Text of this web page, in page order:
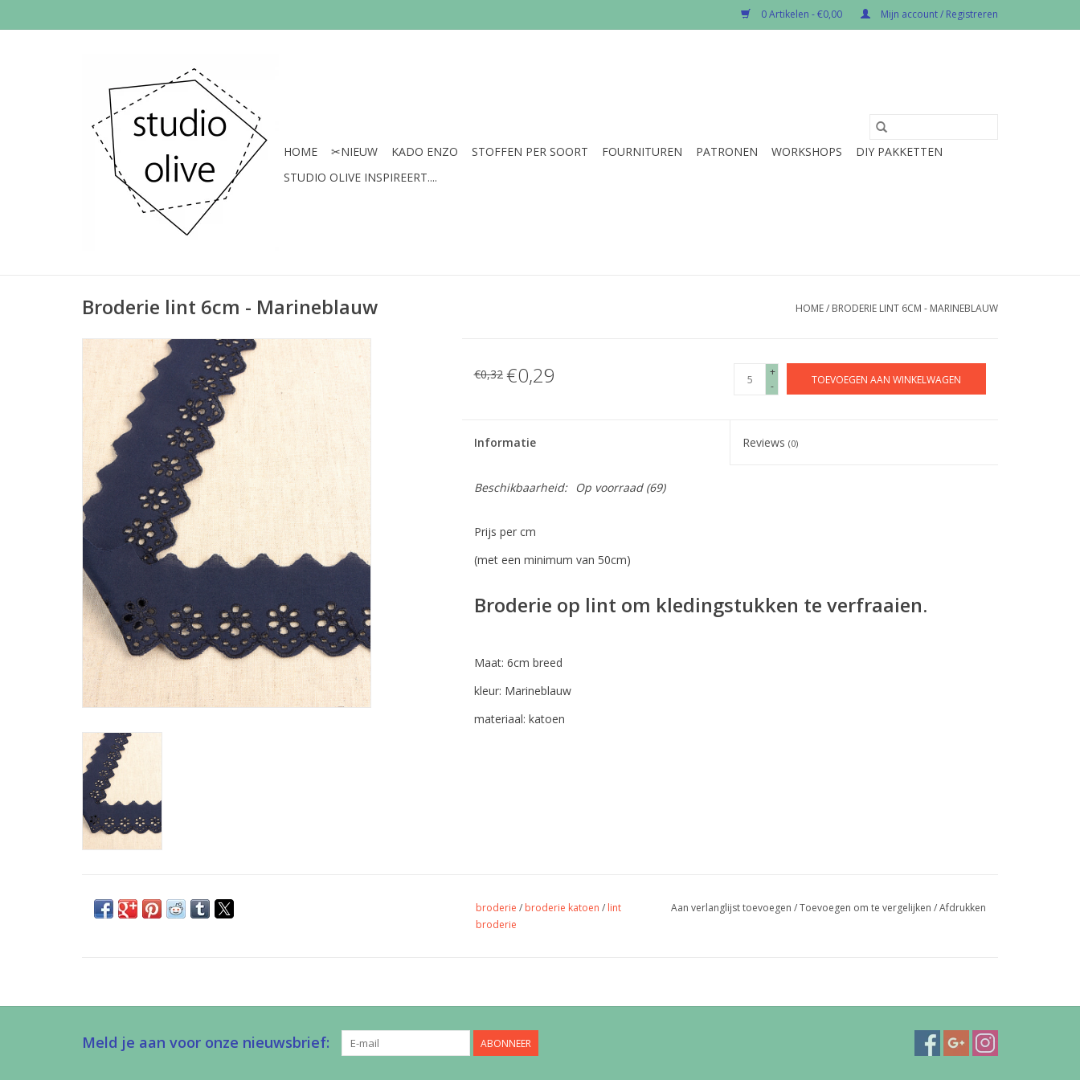
0 Artikelen - €0,00 Mijn account / Registreren
HOME ✂︎NIEUW KADO ENZO STOFFEN PER SOORT FOURNITUREN PATRONEN WORKSHOPS
DIY PAKKETTEN
STUDIO OLIVE INSPIREERT....
Broderie lint 6cm - Marineblauw HOME/ BRODERIE LINT 6CM - MARINEBLAUW
€0,32 €0,29
+
-
TOEVOEGEN AAN WINKELWAGEN
Informatie Reviews(0)
Beschikbaarheid: Op voorraad(69)
Prijs per cm
(met een minimum van 50cm)
Broderie op lint om kledingstukken te verfraaien.
Maat: 6cm breed
kleur: Marineblauw
materiaal: katoen
broderie / broderie katoen / lint
broderie
Aan verlanglijst toevoegen /Toevoegen om te vergelijken /Afdrukken
Meld je aan voor onze nieuwsbrief: ABONNEER